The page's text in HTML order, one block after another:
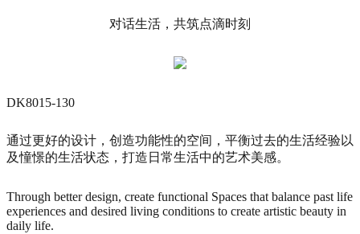
对话生活，共筑点滴时刻
DK8015-130
通过更好的设计，创造功能性的空间，平衡过去的生活经验以
及憧憬的生活状态，打造日常生活中的艺术美感。
Through better design, create functional Spaces that balance past life
experiences and desired living conditions to create artistic beauty in
daily life.